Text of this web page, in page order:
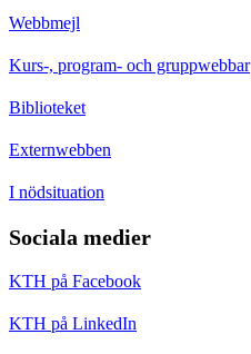
Webbmejl
Kurs-, program- och gruppwebbar
Biblioteket
Externwebben
I nödsituation
Sociala medier
KTH på Facebook
KTH på LinkedIn